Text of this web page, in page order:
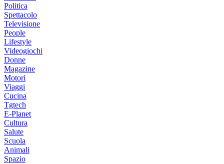
Politica
Spettacolo
Televisione
People
Lifestyle
Videogiochi
Donne
Magazine
Motori
Viaggi
Cucina
Tgtech
E-Planet
Cultura
Salute
Scuola
Animali
Spazio